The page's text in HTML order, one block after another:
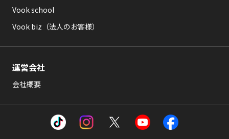
Vook school
Vook biz（法人のお客様）
運営会社
会社概要